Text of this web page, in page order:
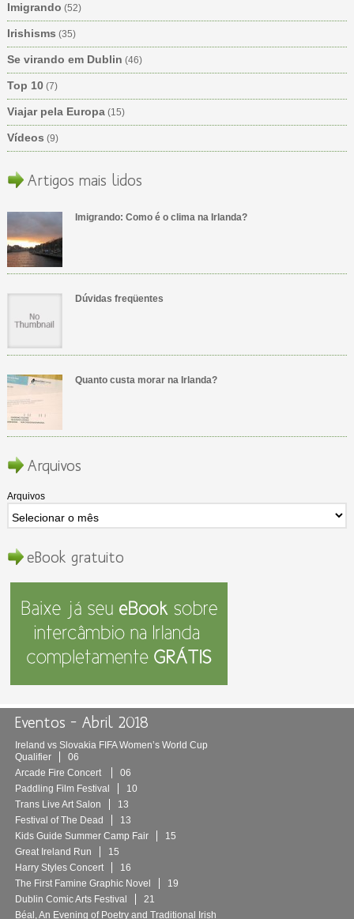
Imigrando (52)
Irishisms (35)
Se virando em Dublin (46)
Top 10(7)
Viajar pela Europa(15)
Vídeos (9)
Artigos mais lidos
Imigrando: Como é o clima na Irlanda?
Dúvidas freqüentes
Quanto custa morar na Irlanda?
Arquivos
Arquivos
eBook gratuito
Eventos – Abril 2018
Ireland vs Slovakia FIFA Women’s World Cup
Qualifier
06
Arcade Fire Concert
06
Paddling Film Festival
10
Trans Live Art Salon
13
Festival of The Dead
13
Kids Guide Summer Camp Fair
15
Great Ireland Run
15
Harry Styles Concert
16
The First Famine Graphic Novel
19
Dublin Comic Arts Festival
21
Béal, An Evening of Poetry and Traditional Irish